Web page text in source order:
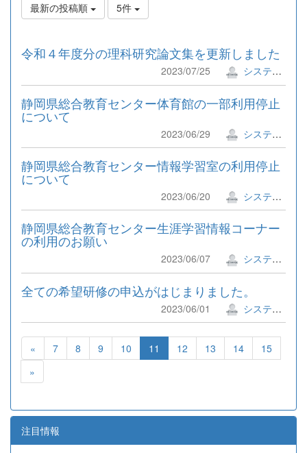
最新の投稿順 5件
令和４年度分の理科研究論文集を更新しました
2023/07/25 システム管理者
静岡県総合教育センター体育館の一部利用停止
について
2023/06/29 システム管理者
静岡県総合教育センター情報学習室の利用停止
について
2023/06/20 システム管理者
静岡県総合教育センター生涯学習情報コーナー
の利用のお願い
2023/06/07 システム管理者
全ての希望研修の申込がはじまりました。
2023/06/01 システム管理者
« 7 8 9 10 11 12 13 14
15
»
注目情報